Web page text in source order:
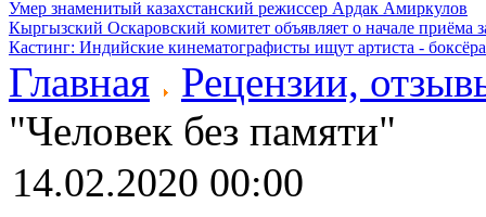
Умер знаменитый казахстанский режиссер Ардак Амиркулов
Кыргызский Оскаровский комитет объявляет о начале приёма
Кастинг: Индийские кинематографисты ищут артиста -
Главная
Рецензии,
"Человек без памяти"
14.02.2020 00:00